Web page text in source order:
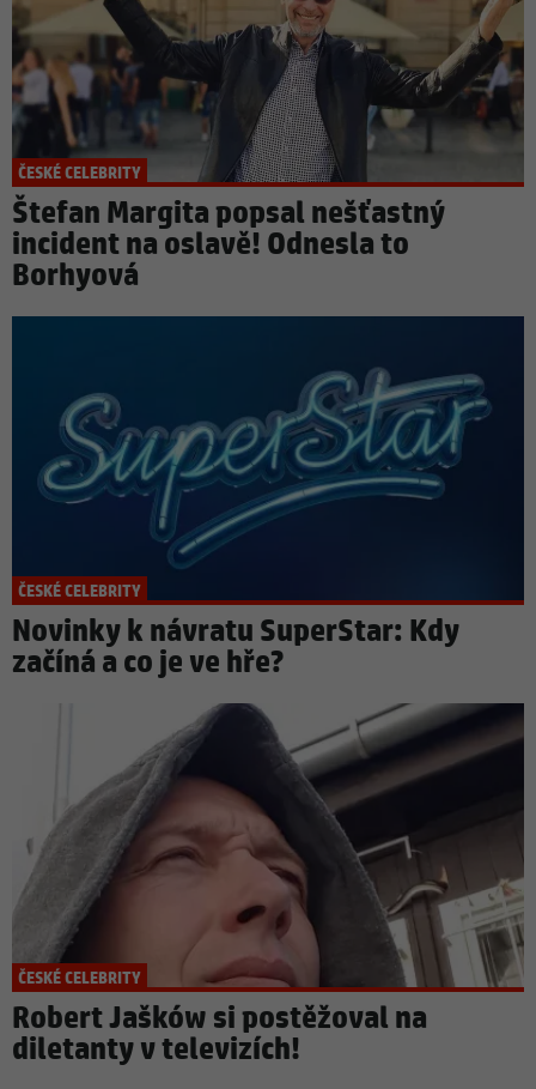
ČESKÉ CELEBRITY
Štefan Margita popsal nešťastný
incident na oslavě! Odnesla to
Borhyová
ČESKÉ CELEBRITY
Novinky k návratu SuperStar: Kdy
začíná a co je ve hře?
ČESKÉ CELEBRITY
Robert Jašków si postěžoval na
diletanty v televizích!